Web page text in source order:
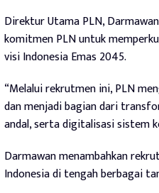
Direktur Utama PLN,
komitmen PLN untuk
visi Indonesia Emas 2045.
“Melalui rekrutmen ini, PLN
dan menjadi bagian dari
andal, serta digitalisasi sistem
Darmawan menambahkan
Indonesia di tengah berbagai